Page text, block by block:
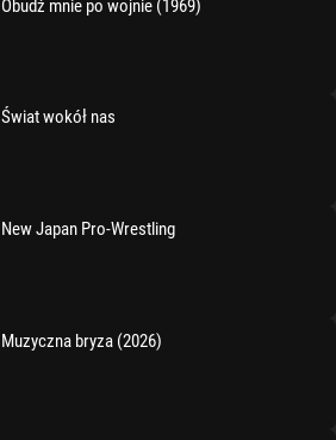
Obudź mnie po wojnie (1969)
Świat wokół nas
New Japan Pro-Wrestling
Muzyczna bryza (2026)